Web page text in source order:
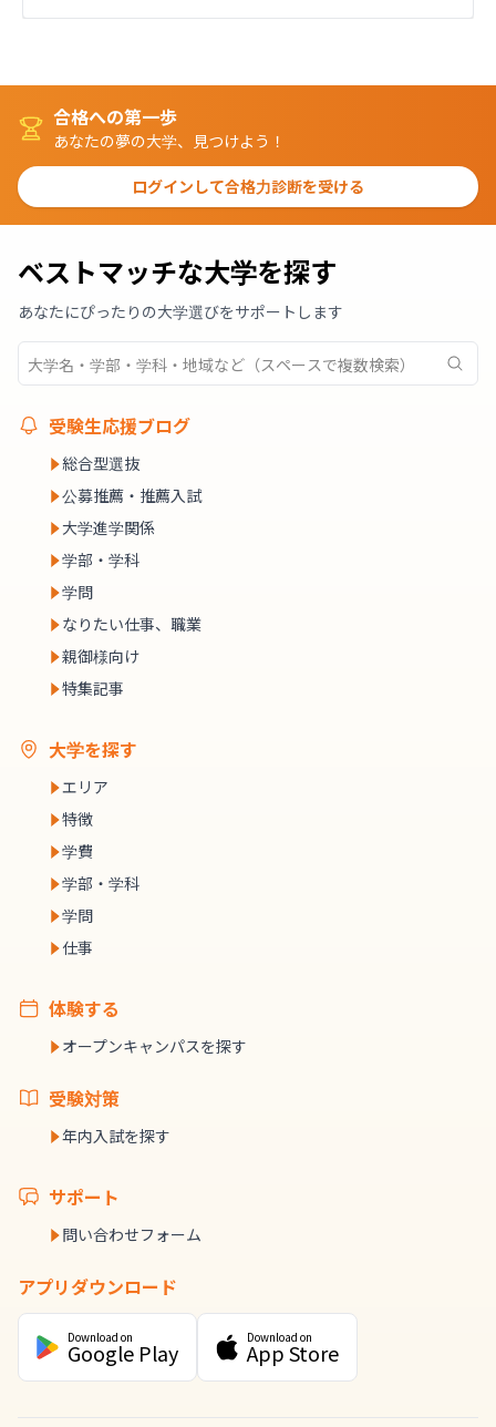
合格への第一歩
あなたの夢の大学、見つけよう！
ログインして合格力診断を受ける
ベストマッチな大学を探す
あなたにぴったりの大学選びをサポートします
受験生応援ブログ
総合型選抜
公募推薦・推薦入試
大学進学関係
学部・学科
学問
なりたい仕事、職業
親御様向け
特集記事
大学を探す
エリア
特徴
学費
学部・学科
学問
仕事
体験する
オープンキャンパスを探す
受験対策
年内入試を探す
サポート
問い合わせフォーム
アプリダウンロード
Download on
Google Play
Download on
App Store